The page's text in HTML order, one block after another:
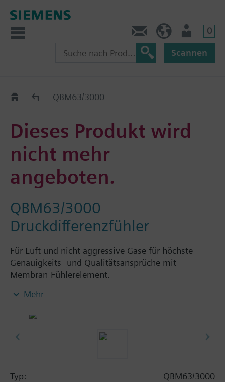
0
Scannen
Austauschhilfe
QBM63/3000
Dieses Produkt wird
nicht mehr
angeboten.
QBM63/3000
Druckdifferenzfühler
Für Luft und nicht aggressive Gase für höchste
Genauigkeits- und Qualitätsansprüche mit
Membran-Fühlerelement.
umschaltbarer drucklinearer oder druckradizierter
Zusatzinformation
Mehr
Typ:
QBM63/3000